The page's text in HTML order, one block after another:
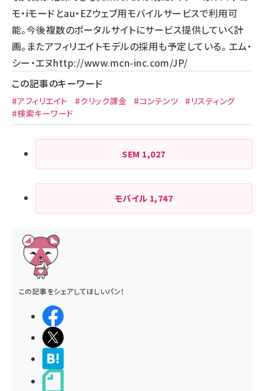
モ・iモードとau・EZウェブ用モバイルサービスで利用可
能。今後複数のポータルサイトにサービス提供していく計
画。またアフィリエイトモデルの採用も予定している。 エム・
シー・エヌhttp://www.mcn-inc.com/JP/
この記事のキーワード
#アフィリエイト #クリック課金 #コンテンツ
#リスティング
#検索キーワード
SEM 1,027
モバイル 1,747
この記事をシェアしてほしいパン！